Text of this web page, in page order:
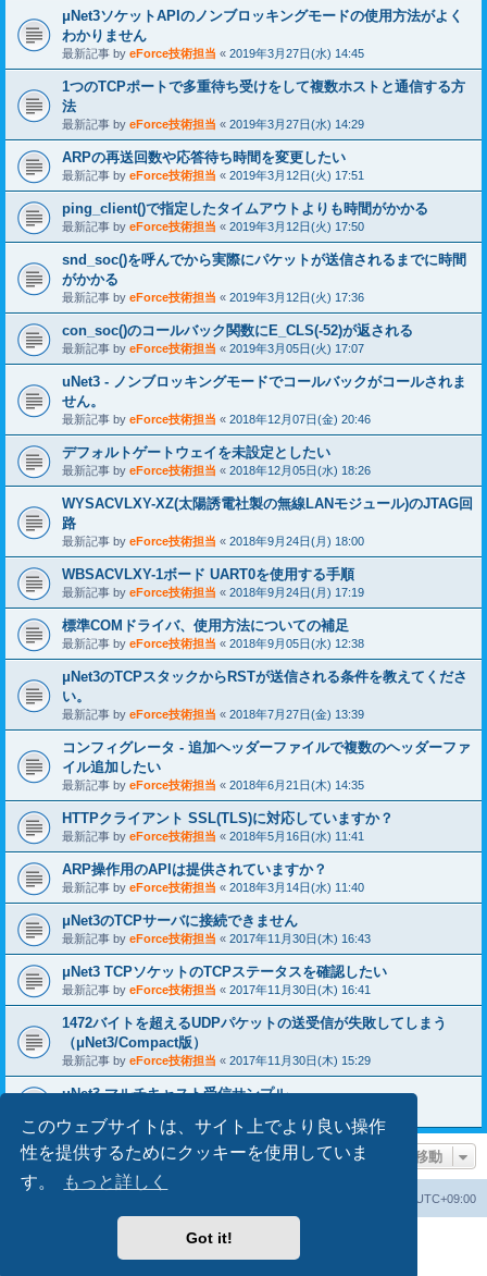
このウェブサイトは、サイト上でより良い操作
性を提供するためにクッキーを使用していま
す。
もっと詳しく
Got it!
μNet3ソケットAPIのノンブロッキングモードの使用方法がよく
わかりません
最新記事 by eForce技術担当 « 2019年3月27日(水) 14:45
1つのTCPポートで多重待ち受けをして複数ホストと通信する方
法
最新記事 by eForce技術担当 « 2019年3月27日(水) 14:29
ARPの再送回数や応答待ち時間を変更したい
最新記事 by eForce技術担当 « 2019年3月12日(火) 17:51
ping_client()で指定したタイムアウトよりも時間がかかる
最新記事 by eForce技術担当 « 2019年3月12日(火) 17:50
snd_soc()を呼んでから実際にパケットが送信されるまでに時間
がかかる
最新記事 by eForce技術担当 « 2019年3月12日(火) 17:36
con_soc()のコールバック関数にE_CLS(-52)が返される
最新記事 by eForce技術担当 « 2019年3月05日(火) 17:07
uNet3 - ノンブロッキングモードでコールバックがコールされま
せん。
最新記事 by eForce技術担当 « 2018年12月07日(金) 20:46
デフォルトゲートウェイを未設定としたい
最新記事 by eForce技術担当 « 2018年12月05日(水) 18:26
WYSACVLXY-XZ(太陽誘電社製の無線LANモジュール)のJTAG回
路
最新記事 by eForce技術担当 « 2018年9月24日(月) 18:00
WBSACVLXY-1ボード UART0を使用する手順
最新記事 by eForce技術担当 « 2018年9月24日(月) 17:19
標準COMドライバ、使用方法についての補足
最新記事 by eForce技術担当 « 2018年9月05日(水) 12:38
μNet3のTCPスタックからRSTが送信される条件を教えてくださ
い。
最新記事 by eForce技術担当 « 2018年7月27日(金) 13:39
コンフィグレータ - 追加ヘッダーファイルで複数のヘッダーファ
イル追加したい
最新記事 by eForce技術担当 « 2018年6月21日(木) 14:35
HTTPクライアント SSL(TLS)に対応していますか？
最新記事 by eForce技術担当 « 2018年5月16日(水) 11:41
ARP操作用のAPIは提供されていますか？
最新記事 by eForce技術担当 « 2018年3月14日(水) 11:40
μNet3のTCPサーバに接続できません
最新記事 by eForce技術担当 « 2017年11月30日(木) 16:43
μNet3 TCPソケットのTCPステータスを確認したい
最新記事 by eForce技術担当 « 2017年11月30日(木) 16:41
1472バイトを超えるUDPパケットの送受信が失敗してしまう
（μNet3/Compact版）
最新記事 by eForce技術担当 « 2017年11月30日(木) 15:29
uNet3 マルチキャスト受信サンプル
ページ移動
UTC+09:00
phpBB® Forum Software © phpBB Limited
Japanese translation principally by ocean